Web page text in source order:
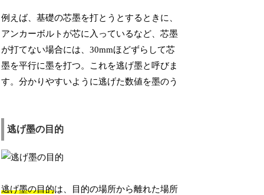
例えば、基礎の芯墨を打とうとするときに、
アンカーボルトが芯に入っているなど、芯墨
が打てない場合には、30mmほどずらして芯
墨を平行に墨を打つ。これを逃げ墨と呼びま
す。分かりやすいように逃げた数値を墨のう
逃げ墨の目的
逃げ墨の目的は、目的の場所から離れた場所